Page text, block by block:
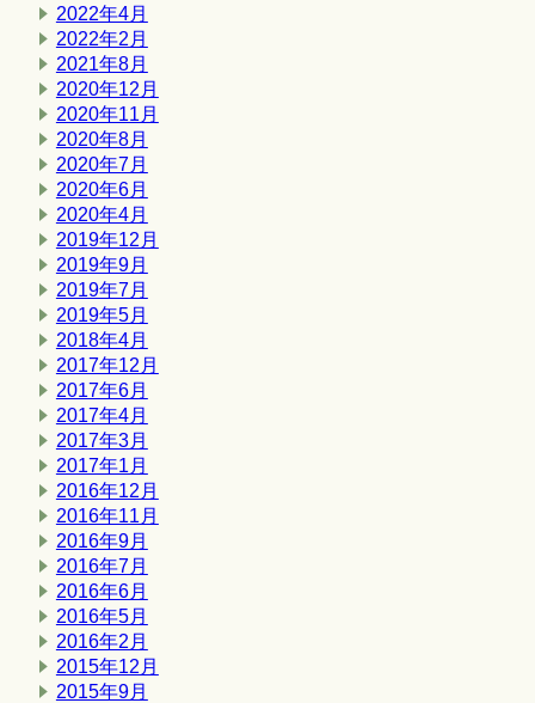
2022年4月
2022年2月
2021年8月
2020年12月
2020年11月
2020年8月
2020年7月
2020年6月
2020年4月
2019年12月
2019年9月
2019年7月
2019年5月
2018年4月
2017年12月
2017年6月
2017年4月
2017年3月
2017年1月
2016年12月
2016年11月
2016年9月
2016年7月
2016年6月
2016年5月
2016年2月
2015年12月
2015年9月